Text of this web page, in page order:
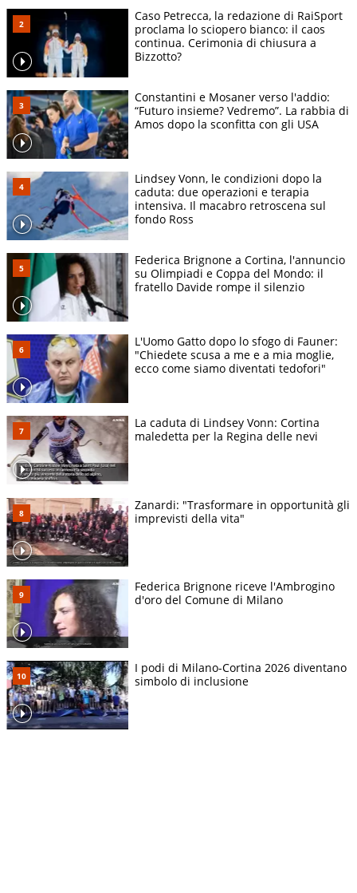
Caso Petrecca, la redazione di RaiSport
proclama lo sciopero bianco: il caos
continua. Cerimonia di chiusura a
Bizzotto?
Constantini e Mosaner verso l'addio:
“Futuro insieme? Vedremo”. La rabbia di
Amos dopo la sconfitta con gli USA
Lindsey Vonn, le condizioni dopo la
caduta: due operazioni e terapia
intensiva. Il macabro retroscena sul
fondo Ross
Federica Brignone a Cortina, l'annuncio
su Olimpiadi e Coppa del Mondo: il
fratello Davide rompe il silenzio
L'Uomo Gatto dopo lo sfogo di Fauner:
"Chiedete scusa a me e a mia moglie,
ecco come siamo diventati tedofori"
La caduta di Lindsey Vonn: Cortina
maledetta per la Regina delle nevi
Zanardi: "Trasformare in opportunità gli
imprevisti della vita"
Federica Brignone riceve l'Ambrogino
d'oro del Comune di Milano
I podi di Milano-Cortina 2026 diventano
simbolo di inclusione